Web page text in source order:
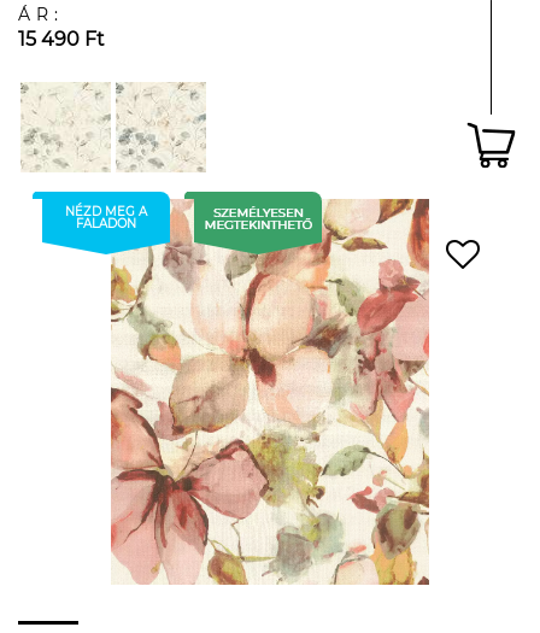
ÁR:
15 490 Ft
NÉZD MEG A
FALADON